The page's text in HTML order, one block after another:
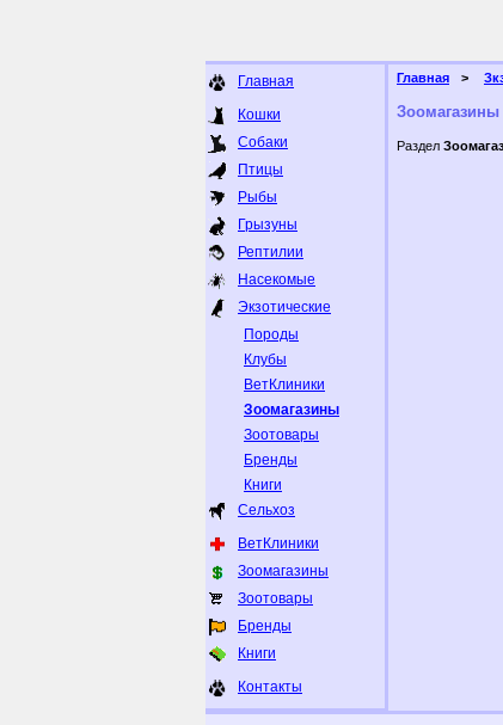
Главная
Кошки
Собаки
Птицы
Рыбы
Грызуны
Рептилии
Насекомые
Экзотические
Породы
Клубы
ВетКлиники
Зоомагазины
Зоотовары
Бренды
Книги
Сельхоз
ВетКлиники
Зоомагазины
Зоотовары
Бренды
Книги
Контакты
Главная
Зоомагазины
Раздел